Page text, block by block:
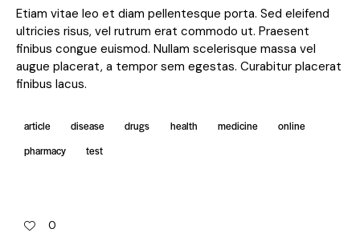
Etiam vitae leo et diam pellentesque porta. Sed eleifend
ultricies risus, vel rutrum erat commodo ut. Praesent
finibus congue euismod. Nullam scelerisque massa vel
augue placerat, a tempor sem egestas. Curabitur placerat
finibus lacus.
article disease drugs health medicine
online
pharmacy
test
0